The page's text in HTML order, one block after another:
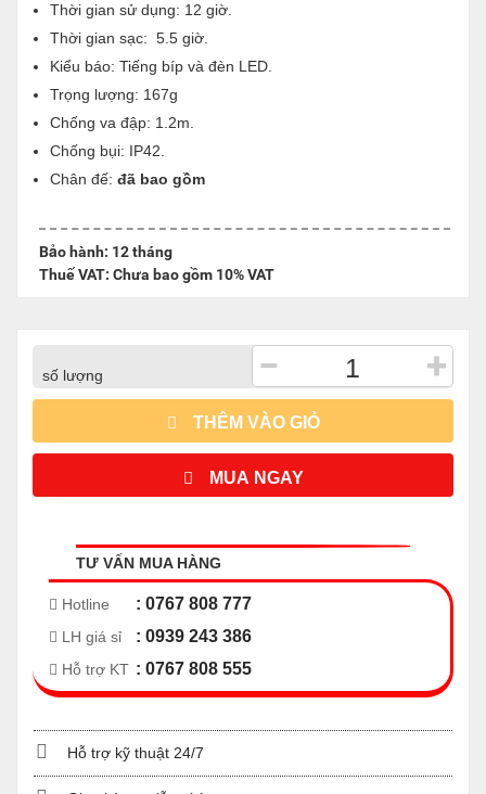
Thời gian sử dụng: 12 giờ.
Thời gian sạc: 5.5 giờ.
Kiểu báo: Tiếng bíp và đèn LED.
Trọng lượng: 167g
Chống va đập: 1.2m.
Chống bụi: IP42.
Chân đế: đã bao gồm
Bảo hành: 12 tháng
Thuế VAT: Chưa bao gồm 10% VAT
số lượng − +
THÊM VÀO GIỎ
MUA NGAY
TƯ VẤN MUA HÀNG
Hotline : 0767 808 777
LH giá sỉ : 0939 243 386
Hỗ trợ KT : 0767 808 555
Hỗ trợ kỹ thuật 24/7